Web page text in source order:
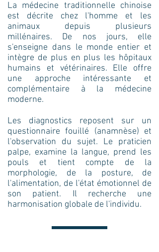
La médecine traditionnelle chinoise
est décrite chez l'homme et les
animaux depuis plusieurs
millénaires. De nos jours, elle
s'enseigne dans le monde entier et
intègre de plus en plus les hôpitaux
humains et vétérinaires. Elle offre
une approche intéressante et
complémentaire à la médecine
moderne.
Les diagnostics reposent sur un
questionnaire fouillé (anamnèse) et
l'observation du sujet. Le praticien
palpe, examine la langue, prend les
pouls et tient compte de la
morphologie, de la posture, de
l'alimentation, de l'état émotionnel de
son patient. Il recherche une
harmonisation globale de l'individu.